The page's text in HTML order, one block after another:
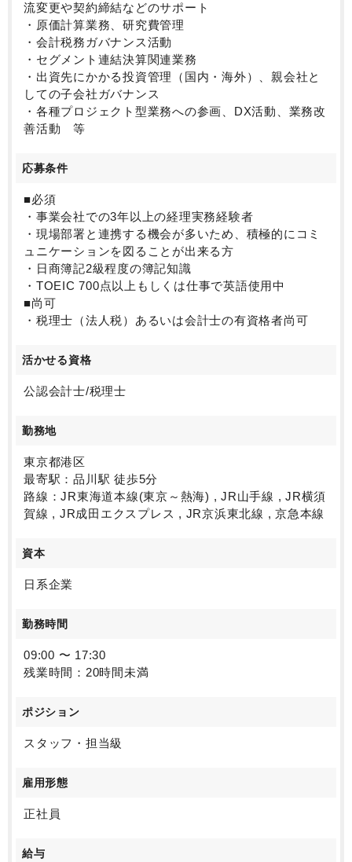
流変更や契約締結などのサポート
・原価計算業務、研究費管理
・会計税務ガバナンス活動
・セグメント連結決算関連業務
・出資先にかかる投資管理（国内・海外）、親会社と
しての子会社ガバナンス
・各種プロジェクト型業務への参画、DX活動、業務改
善活動 等
応募条件
■必須
・事業会社での3年以上の経理実務経験者
・現場部署と連携する機会が多いため、積極的にコミ
ュニケーションを図ることが出来る方
・日商簿記2級程度の簿記知識
・TOEIC 700点以上もしくは仕事で英語使用中
■尚可
・税理士（法人税）あるいは会計士の有資格者尚可
活かせる資格
公認会計士/税理士
勤務地
東京都港区
最寄駅：品川駅 徒歩5分
路線：JR東海道本線(東京～熱海) , JR山手線 , JR横須
賀線 , JR成田エクスプレス , JR京浜東北線 , 京急本線
資本
日系企業
勤務時間
09:00 〜 17:30
残業時間：20時間未満
ポジション
スタッフ・担当級
雇用形態
正社員
給与